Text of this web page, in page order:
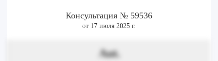
Консультация № 59536
от 17 июля 2025 г.
Aut.